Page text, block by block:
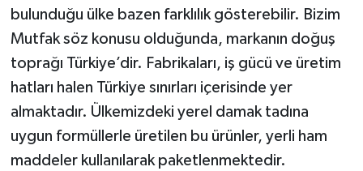
bulunduğu ülke bazen farklılık gösterebilir. Bizim
Mutfak söz konusu olduğunda, markanın doğuş
toprağı Türkiye’dir. Fabrikaları, iş gücü ve üretim
hatları halen Türkiye sınırları içerisinde yer
almaktadır. Ülkemizdeki yerel damak tadına
uygun formüllerle üretilen bu ürünler, yerli ham
maddeler kullanılarak paketlenmektedir.